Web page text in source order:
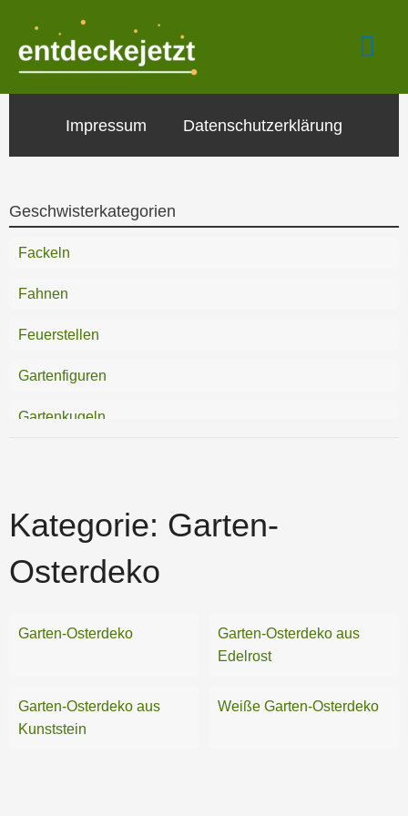
springen
Geschwisterkategorien
Fackeln
Fahnen
Feuerstellen
Gartenfiguren
Gartenkugeln
Sonnenfänger
Weihnachtsdeko
Windspiele
Kategorie: Garten-
Osterdeko
Garten-Osterdeko
Garten-Osterdeko aus
Edelrost
Garten-Osterdeko aus
Kunststein
Weiße Garten-Osterdeko
Impressum Datenschutzerklärung